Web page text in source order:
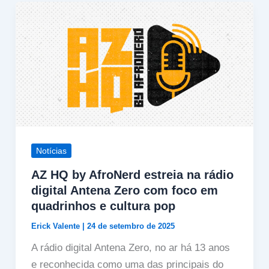
Notícias
AZ HQ by AfroNerd estreia na rádio
digital Antena Zero com foco em
quadrinhos e cultura pop
Erick Valente 24 de setembro de 2025
A rádio digital Antena Zero, no ar há 13 anos
e reconhecida como uma das principais do